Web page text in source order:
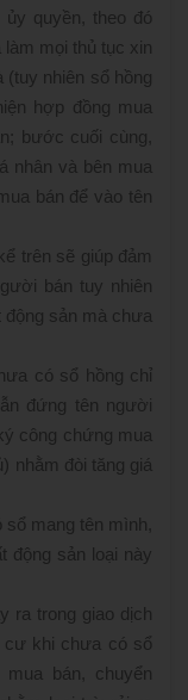
quyền, theo đó
mọi thủ tục xin
nhiên sổ hồng
hợp đồng mua
bước cuối cùng,
nhân và bên mua
bán để vào tên
trên sẽ giúp đảm
bán tuy nhiên
động sản mà chưa
có sổ hồng chỉ
đứng tên người
công chứng mua
nhằm đòi tăng giá
mang tên mình,
động sản loại này
ra trong giao dịch
cư khi chưa có sổ
bán, chuyển